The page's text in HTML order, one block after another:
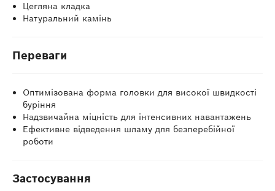
Цегляна кладка
Натуральний камінь
Переваги
Оптимізована форма головки для високої швидкості
буріння
Надзвичайна міцність для інтенсивних навантажень
Ефективне відведення шламу для безперебійної
роботи
Застосування